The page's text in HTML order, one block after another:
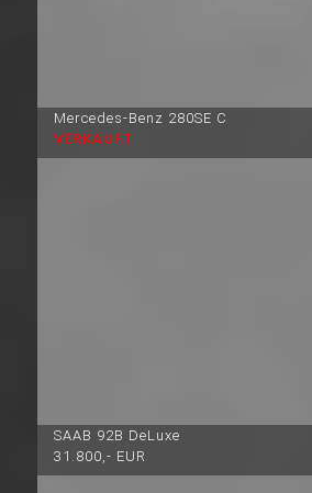
Mercedes-Benz 280SE C
VERKAUFT
SAAB 92B DeLuxe
31.800,- EUR